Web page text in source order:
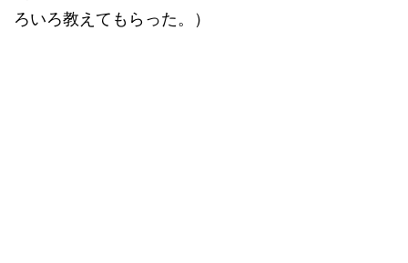
ろいろ教えてもらった。）